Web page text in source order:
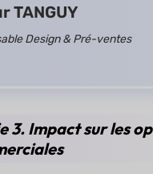
TANGUY
Design & Pré-ventes
3. Impact sur les